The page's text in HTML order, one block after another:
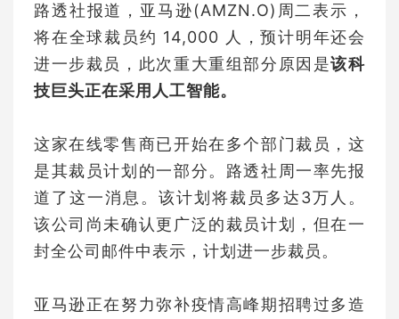
路透社报道，亚马逊(AMZN.O)周二表示，
将在全球裁员约 14,000 人，预计明年还会
进一步裁员，此次重大重组部分原因是该科
技巨头正在采用人工智能。
这家在线零售商已开始在多个部门裁员，这
是其裁员计划的一部分。路透社周一率先报
道了这一消息。该计划将裁员多达3万人。
该公司尚未确认更广泛的裁员计划，但在一
封全公司邮件中表示，计划进一步裁员。
亚马逊正在努力弥补疫情高峰期招聘过多造